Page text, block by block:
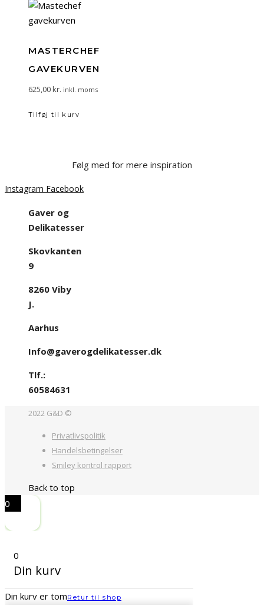
MASTERCHEF
GAVEKURVEN
625,00kr. inkl. moms
Tilføj til kurv
Følg med for mere inspiration
Instagram Facebook
Gaver og
Delikatesser
Skovkanten
9
8260 Viby
J.
Aarhus
Info@gaverogdelikatesser.dk
Tlf.:
60584631
2022 G&D ©
Privatlivspolitik
Handelsbetingelser
Smiley kontrol rapport
Back to top
0
0
Din kurv
Din kurv er tomRetur til shop